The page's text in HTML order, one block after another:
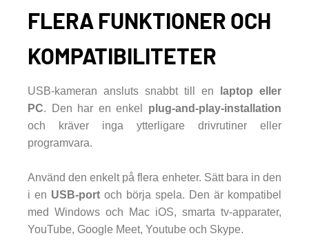
FLERA FUNKTIONER OCH
KOMPATIBILITETER
USB-kameran ansluts snabbt till en
laptop eller
PC. Den har en enkel plug-and-play-installation
och kräver inga ytterligare drivrutiner eller
programvara.
Använd den enkelt på flera enheter. Sätt bara in den
i en USB-port och börja spela. Den är kompatibel
med Windows och Mac iOS, smarta tv-apparater,
YouTube, Google Meet, Youtube och Skype.